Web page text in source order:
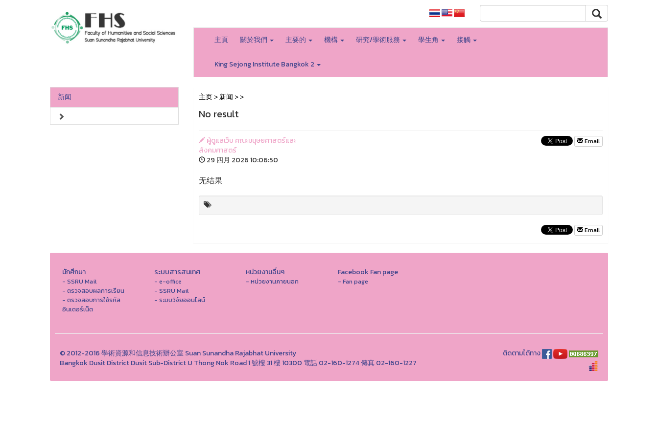
主頁 關於我們 主要的 機構 研究/學術服務 學生角 接觸
King Sejong Institute Bangkok 2
新闻 主页>新闻 >>
No result
ผู้ดูแลเว็บ คณะมนุษยศาสตร์และ
สังคมศาสตร์
29 四月 2026 10:06:50
Email
无结果
Email
นักศึกษา
- SSRU Mail
- ตรวจสอบผลการเรียน
- ตรวจสอบการใช้รหัส
อินเตอร์เน็ต
ระบบสารสนเทศ
- e-office
- SSRU Mail
- ระบบวิจัยออนไลน์
หน่วยงานอื่นๆ
- หน่วยงานภายนอก
Facebook Fan page
- Fan page
© 2012-2016 學術資源和信息技術辦公室 Suan Sunandha Rajabhat University
Bangkok Dusit District Dusit Sub-District U Thong Nok Road 1 號樓 31 樓 10300 電話 02-160-1274 傳真 02-160-1227
ติดตามได้ทาง